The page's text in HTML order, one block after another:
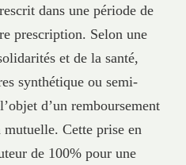
dans une période de
prescription. Selon une
et de la santé,
synthétique ou semi-
d’un remboursement
Cette prise en
de 100% pour une